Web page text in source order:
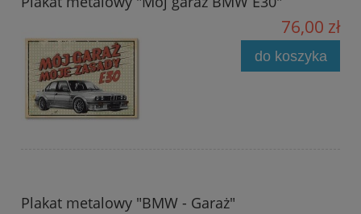
76,00 zł
do koszyka
Plakat metalowy "BMW - Garaż"